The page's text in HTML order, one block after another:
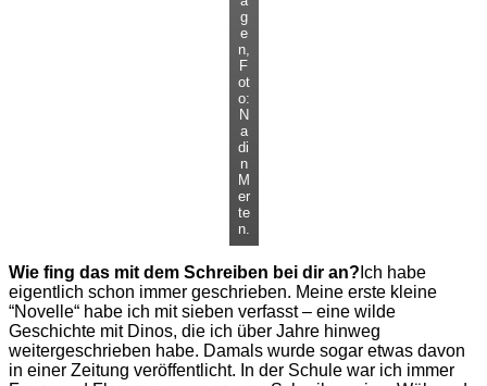
g
e
n,
F
ot
o:
N
a
di
n
M
er
te
n.
Wie fing das mit dem Schreiben bei dir an? Ich habe
eigentlich schon immer geschrieben. Meine erste kleine
“Novelle“ habe ich mit sieben verfasst – eine wilde
Geschichte mit Dinos, die ich über Jahre hinweg
weitergeschrieben habe. Damals wurde sogar etwas davon
in einer Zeitung veröffentlicht. In der Schule war ich immer